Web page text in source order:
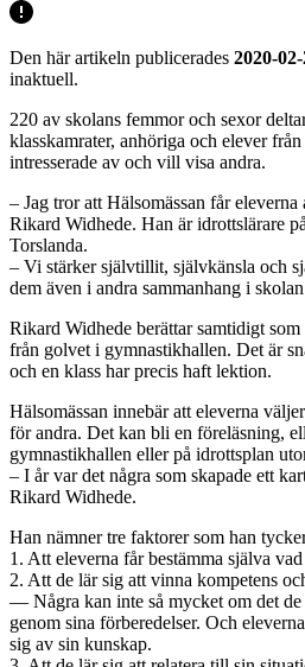
Den här artikeln publicerades 2020-02-
inaktuell.
220 av skolans femmor och sexor
klasskamrater, anhöriga och elever
intresserade av och vill visa andra.
– Jag tror att Hälsomässan får
Rikard Widhede. Han är idrottslärare
Torslanda.
– Vi stärker självtillit, självkänsla och
dem även i andra sammanhang i
Rikard Widhede berättar samtidigt
från golvet i gymnastikhallen. Det är
och en klass har precis haft lektion.
Hälsomässan innebär att eleverna
för andra. Det kan bli en föreläsning,
gymnastikhallen eller på idrottsplan
– I år var det några som skapade ett
Rikard Widhede.
Han nämner tre faktorer som han
1. Att eleverna får bestämma själva
2. Att de lär sig att vinna kompetens
— Några kan inte så mycket om det
genom sina förberedelser. Och
sig av sin kunskap.